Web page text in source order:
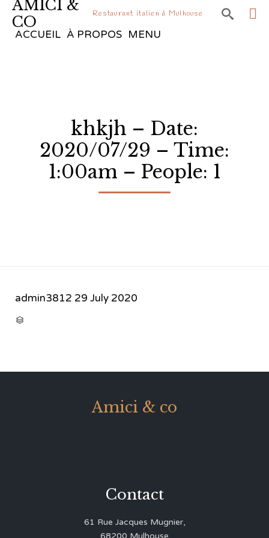
AMICI &
CO
Restaurant italien à Mulhouse 
ACCUEIL À PROPOS MENU
khkjh – Date:
2020/07/29 – Time:
1:00am – People: 1
admin3812 29 July 2020

Amici & co
Contact
61 Rue Jacques Mugnier,